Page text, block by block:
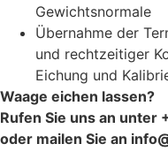
Gewichtsnormale
Übernahme der
und rechtzeitiger
Eichung und
Waage eichen lassen?
Rufen Sie uns an unter
oder mailen Sie an